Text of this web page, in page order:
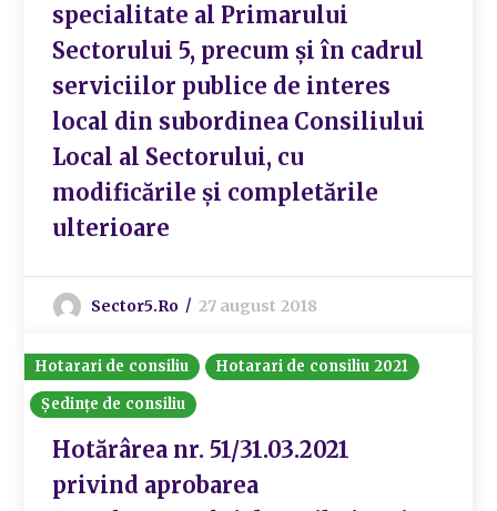
specialitate al Primarului
Sectorului 5, precum și în cadrul
serviciilor publice de interes
local din subordinea Consiliului
Local al Sectorului, cu
modificările și completările
ulterioare
Sector5.ro 27 august 2018
Hotarari de consiliu
Hotarari de consiliu 2021
Ședințe de consiliu
Hotărârea nr. 51/31.03.2021
privind aprobarea